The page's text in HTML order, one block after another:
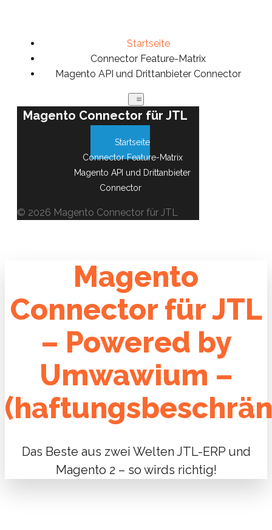
Startseite
Connector Feature-Matrix
Magento API und Drittanbieter Connector
Magento Connector für JTL
Startseite
Connector Feature-Matrix
Magento API und Drittanbieter
Connector
© 2026 Magento Connector für JTL
Magento
Connector für JTL
– Powered by
Umwawium –
Das Beste aus zwei Welten JTL-ERP und
Magento 2 – so wirds richtig!